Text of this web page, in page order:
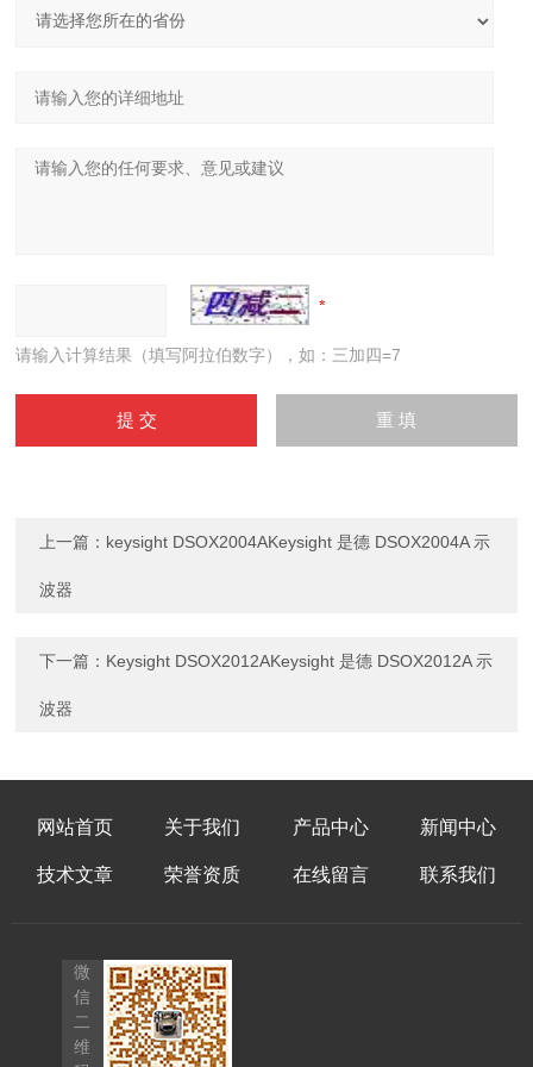
请输入计算结果（填写阿拉伯数字），如：三加四=7
上一篇： keysight DSOX2004AKeysight 是德 DSOX2004A 示
波器
下一篇： Keysight DSOX2012AKeysight 是德 DSOX2012A 示
波器
网站首页 关于我们 产品中心 新闻中心
技术文章 荣誉资质 在线留言 联系我们
微
信
二
维